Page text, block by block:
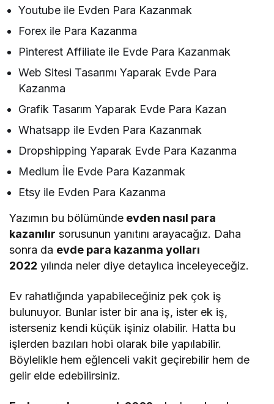
Youtube ile Evden Para Kazanmak
Forex ile Para Kazanma
Pinterest Affiliate ile Evde Para Kazanmak
Web Sitesi Tasarımı Yaparak Evde Para
Kazanma
Grafik Tasarım Yaparak Evde Para Kazan
Whatsapp ile Evden Para Kazanmak
Dropshipping Yaparak Evde Para Kazanma
Medium İle Evde Para Kazanmak
Etsy ile Evden Para Kazanma
Yazımın bu bölümünde evden nasıl para
kazanılır sorusunun yanıtını arayacağız. Daha
sonra da evde para kazanma yolları
2022 yılında neler diye detaylıca inceleyeceğiz.
Ev rahatlığında yapabileceğiniz pek çok iş
bulunuyor. Bunlar ister bir ana iş, ister ek iş,
isterseniz kendi küçük işiniz olabilir. Hatta bu
işlerden bazıları hobi olarak bile yapılabilir.
Böylelikle hem eğlenceli vakit geçirebilir hem de
gelir elde edebilirsiniz.